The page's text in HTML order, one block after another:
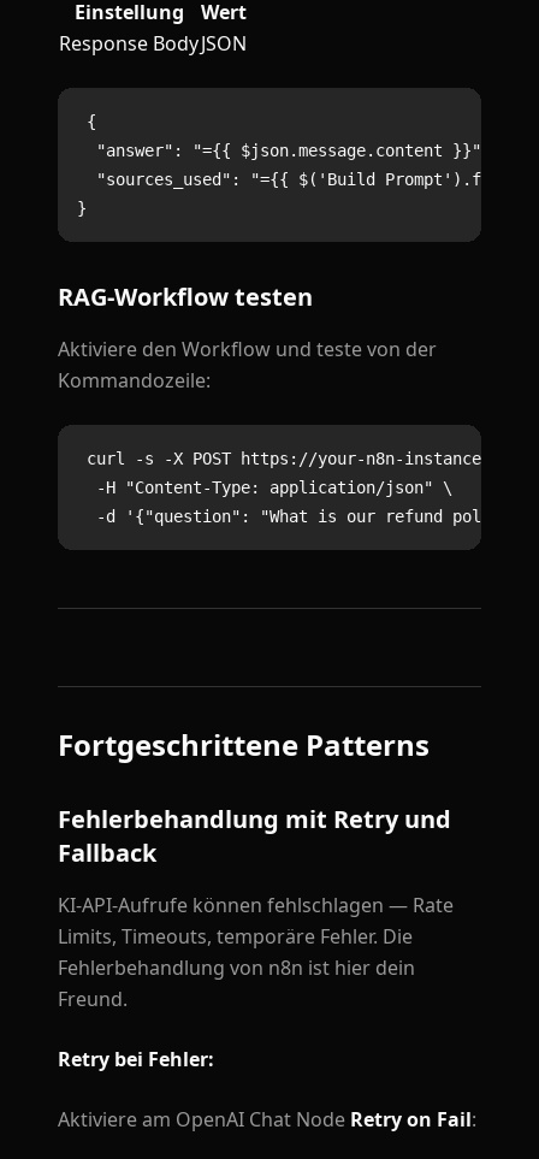
Einstellung
Wert
Response BodyJSON
{
  "answer": "={{ $json.message.content }}",
"sources_used": "={{ $('Build
RAG-Workflow testen
Aktiviere den Workflow und teste von der
Kommandozeile:
curl -s -X POST https://your-n8n-instance.com/
  -H "Content-Type: application/json" \
Fortgeschrittene Patterns
Fehlerbehandlung mit Retry und
Fallback
KI-API-Aufrufe können fehlschlagen — Rate
Limits, Timeouts, temporäre Fehler. Die
Fehlerbehandlung von n8n ist hier dein
Freund.
Retry bei Fehler:
Aktiviere am OpenAI Chat Node Retry on Fail: